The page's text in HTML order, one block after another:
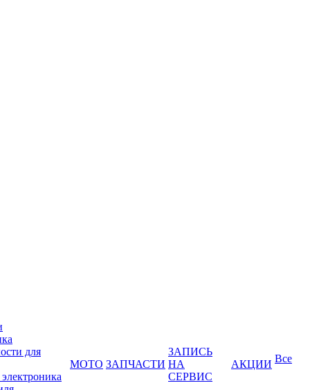
для
МОТО ЗАПЧАСТИ
ЗАПИСЬ
НА
СЕРВИС
АКЦИИ Все